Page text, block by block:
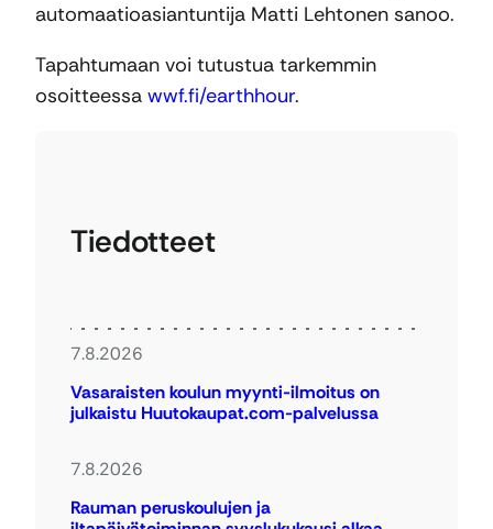
automaatioasiantuntija Matti Lehtonen sanoo.
Tapahtumaan voi tutustua tarkemmin
osoitteessa wwf.fi/earthhour.
Tiedotteet
7.8.2026
Vasaraisten koulun myynti-ilmoitus on
julkaistu Huutokaupat.com-palvelussa
7.8.2026
Rauman peruskoulujen ja